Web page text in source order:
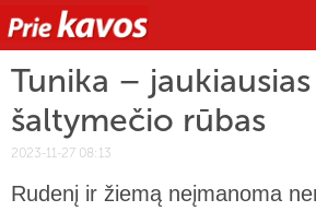
Tunika – jaukiausias
šaltymečio rūbas
2023-11-27 08:13
Rudenį ir žiemą neįmanoma